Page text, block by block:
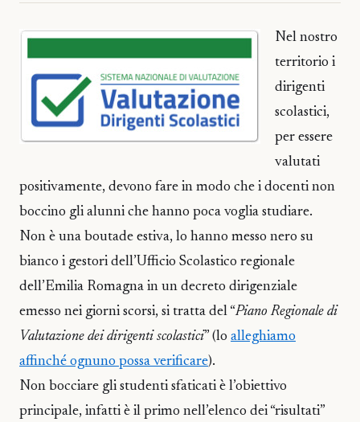
Nel nostro
territorio i
dirigenti
scolastici,
per essere
valutati
positivamente, devono fare in modo che i docenti non
boccino gli alunni che hanno poca voglia studiare.
Non è una boutade estiva, lo hanno messo nero su
bianco i gestori dell’Ufficio Scolastico regionale
dell’Emilia Romagna in un decreto dirigenziale
emesso nei giorni scorsi, si tratta del “Piano Regionale di
Valutazione dei dirigenti scolastici” (lo alleghiamo
affinché ognuno possa verificare).
Non bocciare gli studenti sfaticati è l’obiettivo
principale, infatti è il primo nell’elenco dei “risultati”